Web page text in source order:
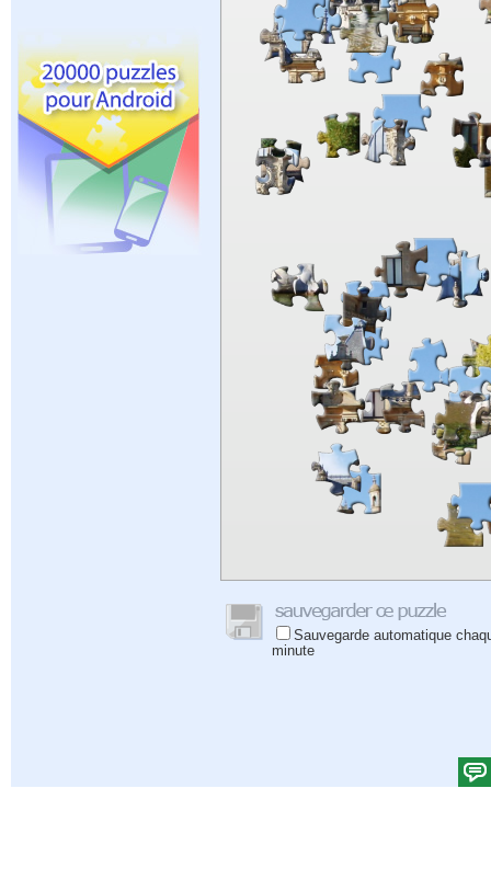
Sauvegarde automatique
minute